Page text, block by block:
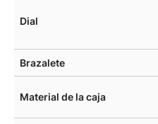
Dial
Brazalete
Material de la caja